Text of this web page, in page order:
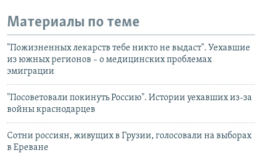
Материалы по теме
"Пожизненных лекарств тебе никто не выдаст". Уехавшие
из южных регионов – о медицинских проблемах
эмиграции
"Посоветовали покинуть Россию". Истории уехавших из-за
войны краснодарцев
Сотни россиян, живущих в Грузии, голосовали на выборах
в Ереване